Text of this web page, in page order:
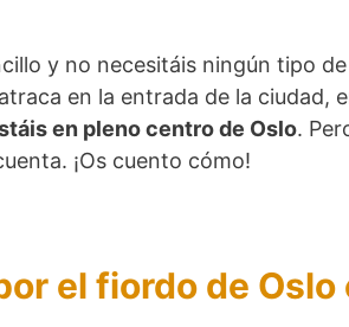
y no necesitáis ningún tipo
en la entrada de la ciudad,
en pleno centro de Oslo.
¡Os cuento cómo!
el fiordo de